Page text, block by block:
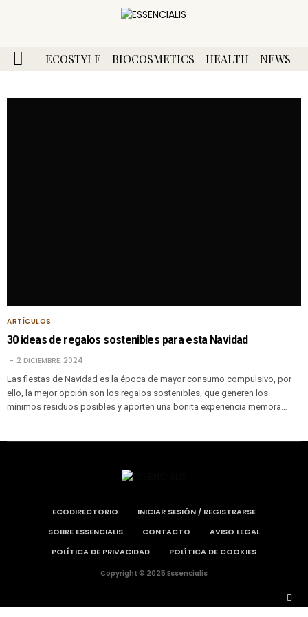
ECOSTYLE BIOCOSMETICS HEALTH NEWS
ARTÍCULOS
30 ideas de regalos sostenibles para esta Navidad
2 DICIEMBRE, 2024
Las fiestas de Navidad es la época de mayor consumo compulsivo, por
ello, la mejor opción son los regalos sostenibles, que generen los
mínimos residuos posibles y aporten una bonita experiencia memora…
ECODIRECTORIO
INICIAR SESIÓN / REGISTRARSE
SOBRE ESSENCIALIS
CONTACTO
AVISO LEGAL
POLÍTICA DE PRIVACIDAD
POLÍTICA DE COOKIES
Copyright © 2025 Essencialis